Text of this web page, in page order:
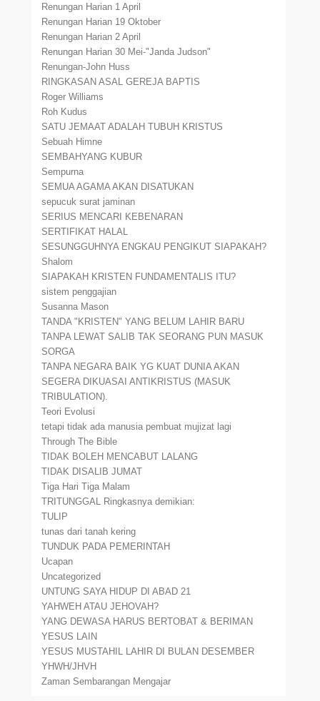
Renungan Harian 1 April
Renungan Harian 19 Oktober
Renungan Harian 2 April
Renungan Harian 30 Mei-"Janda Judson"
Renungan-John Huss
RINGKASAN ASAL GEREJA BAPTIS
Roger Williams
Roh Kudus
SATU JEMAAT ADALAH TUBUH KRISTUS
Sebuah Himne
SEMBAHYANG KUBUR
Sempurna
SEMUA AGAMA AKAN DISATUKAN
sepucuk surat jaminan
SERIUS MENCARI KEBENARAN
SERTIFIKAT HALAL
SESUNGGUHNYA ENGKAU PENGIKUT SIAPAKAH?
Shalom
SIAPAKAH KRISTEN FUNDAMENTALIS ITU?
sistem penggajian
Susanna Mason
TANDA "KRISTEN" YANG BELUM LAHIR BARU
TANPA LEWAT SALIB TAK SEORANG PUN MASUK
SORGA
TANPA NEGARA BAIK YG KUAT DUNIA AKAN
SEGERA DIKUASAI ANTIKRISTUS (MASUK
TRIBULATION).
Teori Evolusi
tetapi tidak ada manusia pembuat mujizat lagi
Through The Bible
TIDAK BOLEH MENCABUT LALANG
TIDAK DISALIB JUMAT
Tiga Hari Tiga Malam
TRITUNGGAL Ringkasnya demikian:
TULIP
tunas dari tanah kering
TUNDUK PADA PEMERINTAH
Ucapan
Uncategorized
UNTUNG SAYA HIDUP DI ABAD 21
YAHWEH ATAU JEHOVAH?
YANG DEWASA HARUS BERTOBAT & BERIMAN
YESUS LAIN
YESUS MUSTAHIL LAHIR DI BULAN DESEMBER
YHWH/JHVH
Zaman Sembarangan Mengajar